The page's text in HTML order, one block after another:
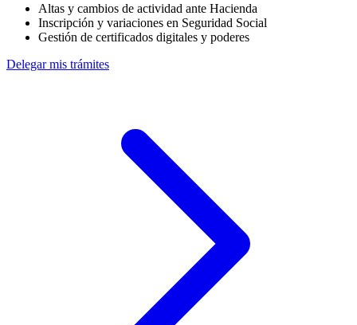
Altas y cambios de actividad ante Hacienda
Inscripción y variaciones en Seguridad Social
Gestión de certificados digitales y poderes
Delegar mis trámites